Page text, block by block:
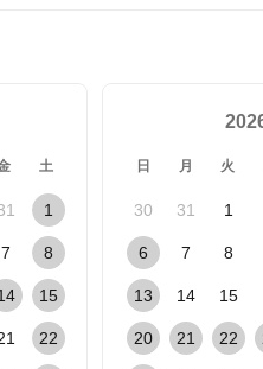
土
1
7 8
15
22
日 月 火
30 31 1
6 7 8
13 14 15
20 21 22